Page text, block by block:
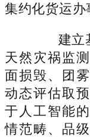
集约化货运办
建立基
天然灾祸监
面损毁、团
动态评估取
于人工智能
情范畴、品